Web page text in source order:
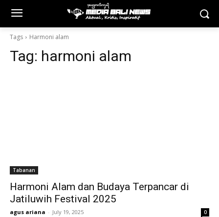
Tags Harmoni alam
Tag: harmoni alam
Tabanan
Harmoni Alam dan Budaya Terpancar di
Jatiluwih Festival 2025
agus ariana - July 19, 2025 0